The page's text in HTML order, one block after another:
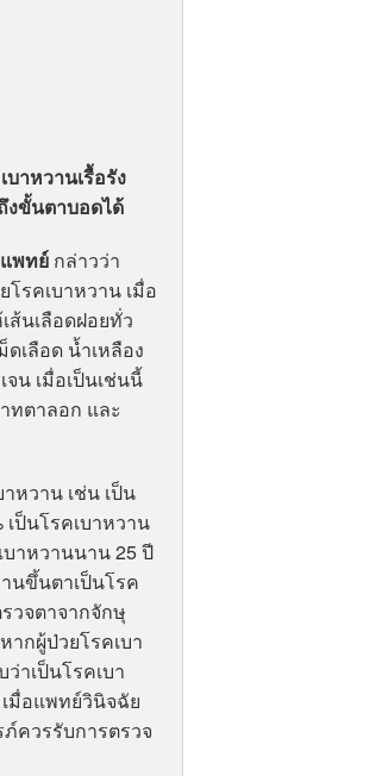
าหวานเรื้อรัง
งขั้นตาบอดได้
พทย์ กล่าวว่า
รคเบาหวาน เมื่อ
ส้นเลือดฝอยทั่ว
เลือด น้ำเหลือง
น เมื่อเป็นเช่นนี้
ทตาลอก และ
หวาน เช่น เป็น
ป็นโรคเบาหวาน
าหวานนาน 25 ปี
นขึ้นตาเป็นโรค
วจตาจากจักษุ
ากผู้ป่วยโรคเบา
าเป็นโรคเบา
มื่อแพทย์วินิจฉัย
ควรรับการตรวจ